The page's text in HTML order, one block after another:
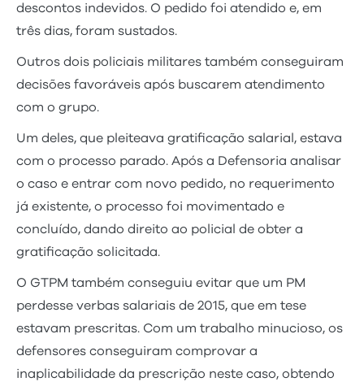
descontos indevidos. O pedido foi atendido e, em
três dias, foram sustados.
Outros dois policiais militares também conseguiram
decisões favoráveis após buscarem atendimento
com o grupo.
Um deles, que pleiteava gratificação salarial, estava
com o processo parado. Após a Defensoria analisar
o caso e entrar com novo pedido, no requerimento
já existente, o processo foi movimentado e
concluído, dando direito ao policial de obter a
gratificação solicitada.
O GTPM também conseguiu evitar que um PM
perdesse verbas salariais de 2015, que em tese
estavam prescritas. Com um trabalho minucioso, os
defensores conseguiram comprovar a
inaplicabilidade da prescrição neste caso, obtendo